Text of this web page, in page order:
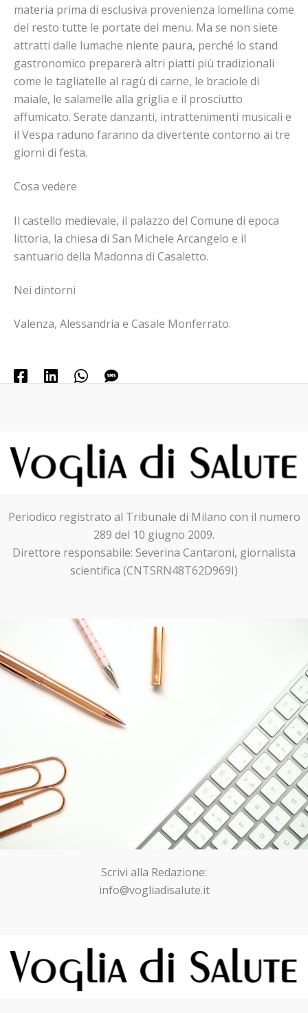
materia prima di esclusiva provenienza lomellina come
del resto tutte le portate del menu. Ma se non siete
attratti dalle lumache niente paura, perché lo stand
gastronomico preparerà altri piatti più tradizionali
come le tagliatelle al ragù di carne, le braciole di
maiale, le salamelle alla griglia e il prosciutto
affumicato. Serate danzanti, intrattenimenti musicali e
il Vespa raduno faranno da divertente contorno ai tre
giorni di festa.
Cosa vedere
Il castello medievale, il palazzo del Comune di epoca
littoria, la chiesa di San Michele Arcangelo e il
santuario della Madonna di Casaletto.
Nei dintorni
Valenza, Alessandria e Casale Monferrato.
Periodico registrato al Tribunale di Milano con il numero
289 del 10 giugno 2009.
Direttore responsabile: Severina Cantaroni, giornalista
scientifica (CNTSRN48T62D969I)
Scrivi alla Redazione:
info@vogliadisalute.it